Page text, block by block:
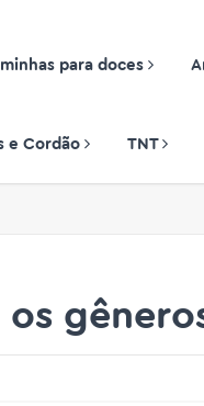
para doces
e Cordão TNT
os